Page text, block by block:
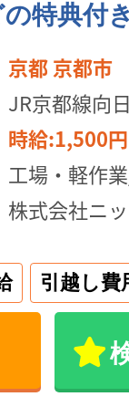
の特典付
京都 京都市
JR京都線向
時給:1,500
工場・軽作
株式会社ニ
引越し費